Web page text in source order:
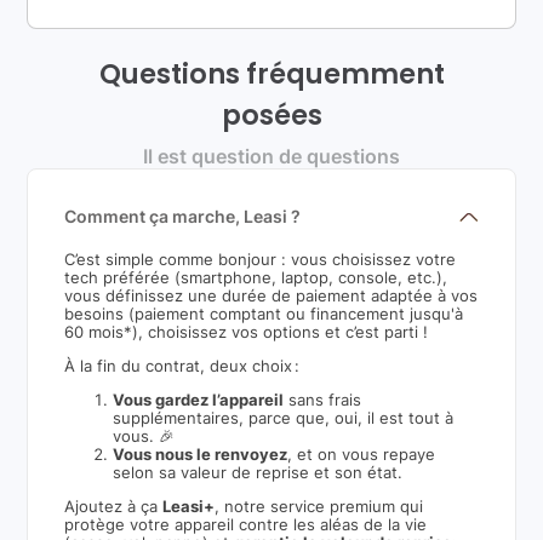
Questions fréquemment
posées
Il est question de questions
Comment ça marche, Leasi ?
C’est simple comme bonjour : vous choisissez votre
tech préférée (smartphone, laptop, console, etc.),
vous définissez une durée de paiement adaptée à vos
besoins (paiement comptant ou financement jusqu'à
60 mois*), choisissez vos options et c’est parti !
À la fin du contrat, deux choix :
Vous gardez l’appareil sans frais
supplémentaires, parce que, oui, il est tout à
vous. 🎉
Vous nous le renvoyez, et on vous repaye
selon sa valeur de reprise et son état.
Ajoutez à ça Leasi+, notre service premium qui
protège votre appareil contre les aléas de la vie